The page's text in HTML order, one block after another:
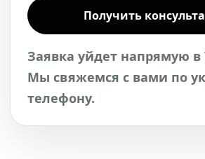
Получить
Заявка уйдет напрямую в
Мы свяжемся с вами по
телефону.